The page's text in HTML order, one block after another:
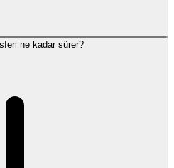
ne kadar sürer?